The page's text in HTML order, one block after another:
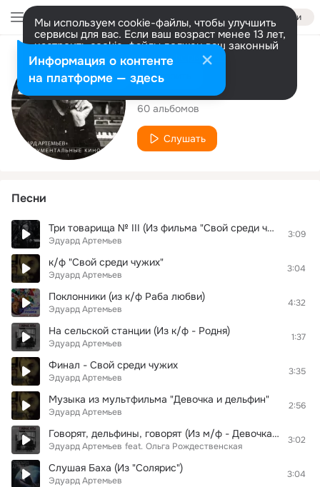
Войти
Мы используем cookie-файлы, чтобы улучшить
сервисы для вас. Если ваш возраст менее 13 лет,
настроить cookie-файлы должен ваш законный
представитель. Больше информации
Разрешить все Настроить
Исполнитель
Эдуард Артемьев
60 альбомов
Слушать
Песни
Три товарища № III (Из фильма "Свой среди чужих, чужой среди своих")
Эдуард Артемьев
3:09
к/ф "Свой среди чужих"
Эдуард Артемьев
3:04
Поклонники (из к/ф Раба любви)
Эдуард Артемьев
4:32
На сельской станции (Из к/ф - Родня)
Эдуард Артемьев
1:37
Финал - Свой среди чужих
Эдуард Артемьев
3:35
Музыка из мультфильма "Девочка и дельфин"
Эдуард Артемьев
2:56
Говорят, дельфины, говорят (Из м/ф - Девочка и дельфин)
Эдуард Артемьев feat. Ольга Рождественская
3:02
Слушая Баха (Из "Солярис")
Эдуард Артемьев
3:04
Информация о контенте
на платформе — здесь